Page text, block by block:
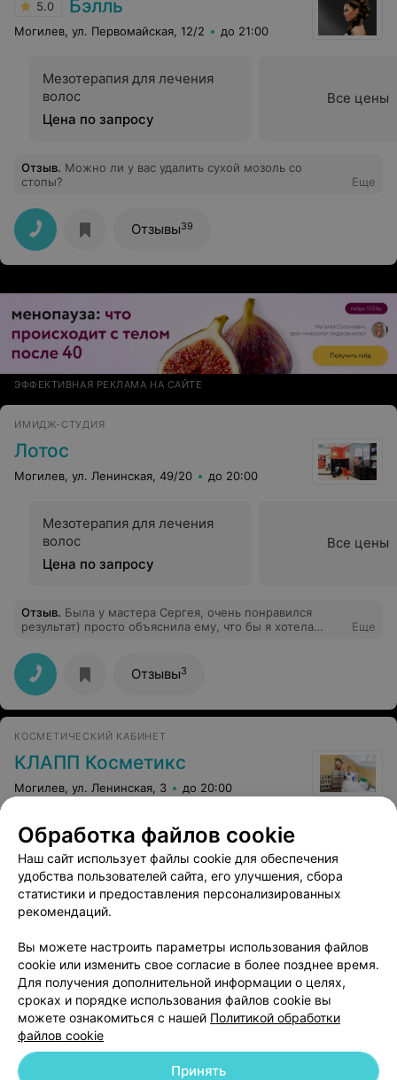
5.0 Бэлль
Могилев, ул. Первомайская, 12/2 до 21:00
Мезотерапия для лечения
волос
Цена по запросу
Все цены
Отзыв. Можно ли у вас удалить сухой мозоль со
стопы?
Еще
Отзывы39
ЭФФЕКТИВНАЯ РЕКЛАМА НА САЙТЕ
ИМИДЖ-СТУДИЯ
Лотос
Могилев, ул. Ленинская, 49/20 до 20:00
Мезотерапия для лечения
волос
Цена по запросу
Все цены
Отзыв. Была у мастера Сергея, очень понравился
результат) просто объяснила ему, что бы я хотела
отличии от тех парикмахеров, что спрашивают каждый
шаг)
Еще
Отзывы3
КОСМЕТИЧЕСКИЙ КАБИНЕТ
КЛАПП Косметикс
Могилев, ул. Ленинская, 3 до 20:00
Мезотерапия для лечения
волос
Цена по запросу
Все цены
Добавить компанию
Обработка файлов cookie
Наш сайт использует файлы cookie для обеспечения
удобства пользователей сайта, его улучшения, сбора
статистики и предоставления персонализированных
рекомендаций.
Вы можете настроить параметры использования файлов
cookie или изменить свое согласие в более позднее время.
Для получения дополнительной информации о целях,
сроках и порядке использования файлов cookie вы
можете ознакомиться с нашей Политикой обработки
файлов cookie
Принять